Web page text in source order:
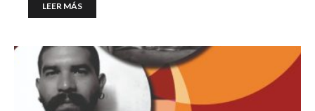
LEER MÁS